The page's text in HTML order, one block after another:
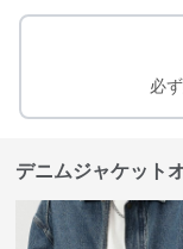
必
デニムジャケット